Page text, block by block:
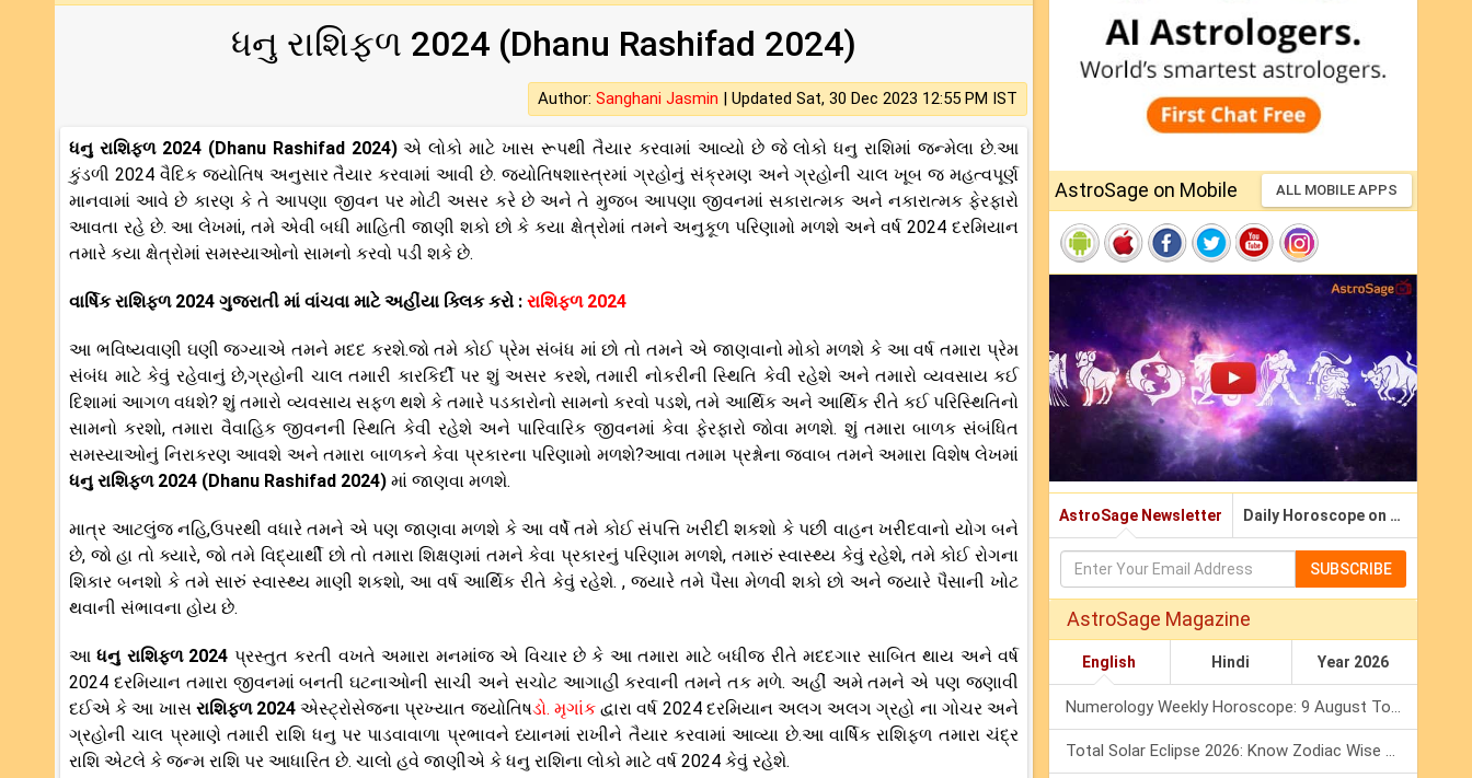
ધનુ રાશિફળ 2024 (Dhanu Rashifad 2024)
Author: Sanghani Jasmin | Updated Sat, 30 Dec 2023 12:55 PM IST
ધનુ રાશિફળ 2024 (Dhanu Rashifad 2024)એ લોકો માટે ખાસ રૂપથી તૈયાર કરવામાં આવ્યો છે જે લોકો ધનુ રાશિમાં જન્મેલા છે.આ
કુંડળી 2024 વૈદિક જ્યોતિષ અનુસાર તૈયાર કરવામાં આવી છે. જ્યોતિષશાસ્ત્રમાં ગ્રહોનું સંક્રમણ અને ગ્રહોની ચાલ ખૂબ જ મહત્વપૂર્ણ
માનવામાં આવે છે કારણ કે તે આપણા જીવન પર મોટી અસર કરે છે અને તે મુજબ આપણા જીવનમાં સકારાત્મક અને નકારાત્મક ફેરફારો
આવતા રહે છે. આ લેખમાં, તમે એવી બધી માહિતી જાણી શકો છો કે કયા ક્ષેત્રોમાં તમને અનુકૂળ પરિણામો મળશે અને વર્ષ 2024 દરમિયાન
તમારે કયા ક્ષેત્રોમાં સમસ્યાઓનો સામનો કરવો પડી શકે છે.
વાર્ષિક રાશિફળ 2024 ગુજરાતી માં વાંચવા માટે અહીંયા ક્લિક કરો : રાશિફળ 2024
આ ભવિષ્યવાણી ઘણી જગ્યાએ તમને મદદ કરશે.જો તમે કોઈ પ્રેમ સંબંધ માં છો તો તમને એ જાણવાનો મોકો મળશે કે આ વર્ષ તમારા પ્રેમ
સંબંધ માટે કેવું રહેવાનું છે,ગ્રહોની ચાલ તમારી કારકિર્દી પર શું અસર કરશે, તમારી નોકરીની સ્થિતિ કેવી રહેશે અને તમારો વ્યવસાય કઈ
દિશામાં આગળ વધશે? શું તમારો વ્યવસાય સફળ થશે કે તમારે પડકારોનો સામનો કરવો પડશે, તમે આર્થિક અને આર્થિક રીતે કઈ પરિસ્થિતિનો
સામનો કરશો, તમારા વૈવાહિક જીવનની સ્થિતિ કેવી રહેશે અને પારિવારિક જીવનમાં કેવા ફેરફારો જોવા મળશે. શું તમારા બાળક સંબંધિત
સમસ્યાઓનું નિરાકરણ આવશે અને તમારા બાળકને કેવા પ્રકારના પરિણામો મળશે?આવા તમામ પ્રશ્નોના જવાબ તમને અમારા વિશેષ લેખમાં
ધનુ રાશિફળ 2024 (Dhanu Rashifad 2024) માં જાણવા મળશે.
માત્ર આટલુંજ નહિ,ઉપરથી વધારે તમને એ પણ જાણવા મળશે કે આ વર્ષે તમે કોઈ સંપત્તિ ખરીદી શકશો કે પછી વાહન ખરીદવાનો યોગ બને
છે, જો હા તો ક્યારે, જો તમે વિદ્યાર્થી છો તો તમારા શિક્ષણમાં તમને કેવા પ્રકારનું પરિણામ મળશે, તમારું સ્વાસ્થ્ય કેવું રહેશે, તમે કોઈ રોગના
શિકાર બનશો કે તમે સારું સ્વાસ્થ્ય માણી શકશો, આ વર્ષ આર્થિક રીતે કેવું રહેશે. , જ્યારે તમે પૈસા મેળવી શકો છો અને જ્યારે પૈસાની ખોટ
થવાની સંભાવના હોય છે.
આ ધનુ રાશિફળ 2024 પ્રસ્તુત કરતી વખતે અમારા મનમાંજ એ વિચાર છે કે આ તમારા માટે બધીજ રીતે મદદગાર સાબિત થાય અને વર્ષ
2024 દરમિયાન તમારા જીવનમાં બનતી ઘટનાઓની સાચી અને સચોટ આગાહી કરવાની તમને તક મળે. અહીં અમે તમને એ પણ જણાવી
દઈએ કે આ ખાસરાશિફળ 2024એસ્ટ્રોસેજના પ્રખ્યાત જ્યોતિષડો. મૃગાંકદ્વારા વર્ષ 2024 દરમિયાન અલગ અલગ ગ્રહો ના ગોચર અને
ગ્રહોની ચાલ પ્રમાણે તમારી રાશિ ધનુ પર પાડવાવાળા પ્રભાવને ધ્યાનમાં રાખીને તૈયાર કરવામાં આવ્યા છે.આ વાર્ષિક રાશિફળ તમારા ચંદ્ર
રાશિ એટલે કે જન્મ રાશિ પર આધારિત છે. ચાલો હવે જાણીએ કે ધનુ રાશિના લોકો માટે વર્ષ 2024 કેવું રહેશે.
AstroSage on Mobile ALL MOBILE APPS
AstroSage Newsletter Daily Horoscope on Email
SUBSCRIBE
AstroSage Magazine
English Hindi Year 2026
Numerology Weekly Horoscope: 9 August To 15 August, 2026
Total Solar Eclipse 2026: Know Zodiac Wise Prediction